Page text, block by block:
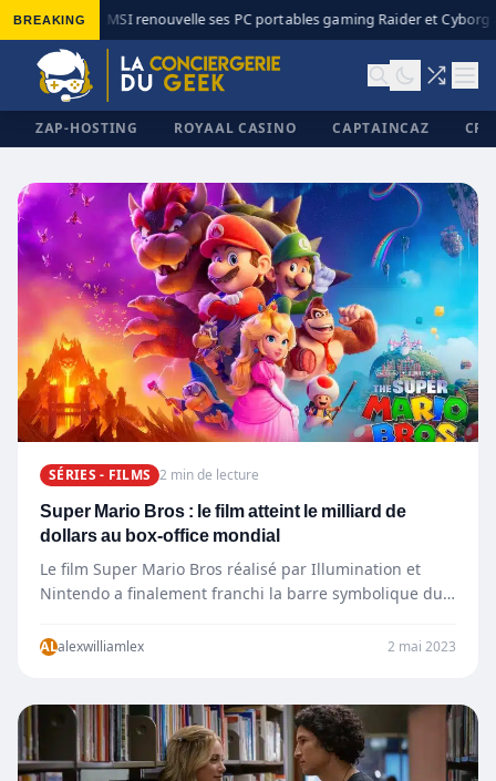
BREAKING◆ MSI renouvelle ses PC portables gaming Raider et Cyborg
ZAP-HOSTING ROYAAL CASINO CAPTAINCAZ
✕
SÉRIES - FILMS 2 min de lecture
Super Mario Bros : le film atteint le milliard de
dollars au box-office mondial
Le film Super Mario Bros réalisé par Illumination et
Nintendo a finalement franchi la barre symbolique du
ALalexwilliamlex 2 mai 2023